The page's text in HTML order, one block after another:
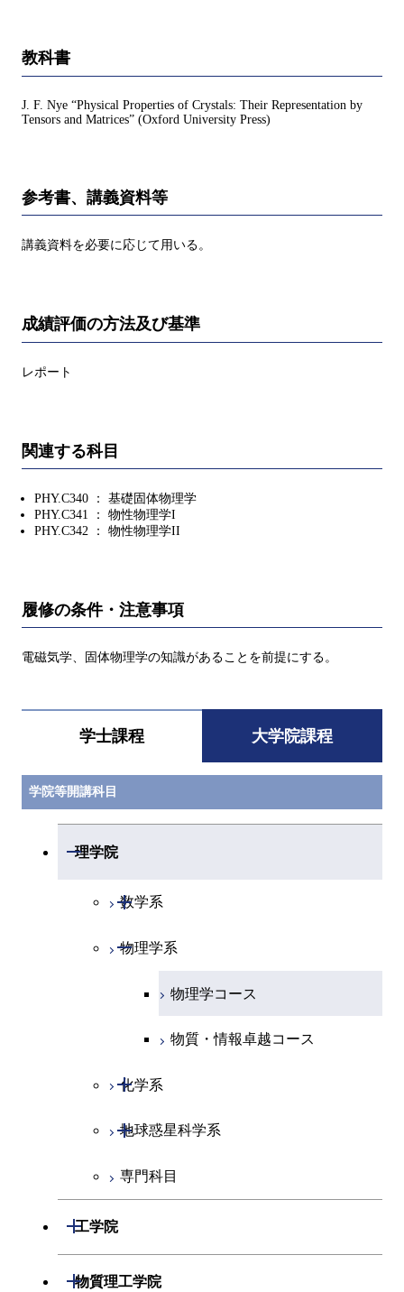
教科書
J. F. Nye “Physical Properties of Crystals: Their Representation by
Tensors and Matrices” (Oxford University Press)
参考書、講義資料等
講義資料を必要に応じて用いる。
成績評価の方法及び基準
レポート
関連する科目
PHY.C340 ： 基礎固体物理学
PHY.C341 ： 物性物理学I
PHY.C342 ： 物性物理学II
履修の条件・注意事項
電磁気学、固体物理学の知識があることを前提にする。
学士課程 大学院課程
学院等開講科目
理学院
開閉
数学系
開閉
数学コース
物理学系
開閉
物理学コース
物質・情報卓越コース
化学系
開閉
化学コース
エネルギーコース
地球惑星科学系
開閉
地球惑星科学コース
専門科目
工学院
開閉
機械系
開閉
物質理工学院
開閉